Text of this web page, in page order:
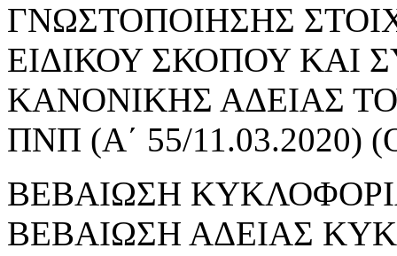
ΓΝΩΣΤΟΠΟΙΗΣΗΣ
ΕΙΔΙΚΟΥ ΣΚΟΠΟΥ ΚΑΙ
ΚΑΝΟΝΙΚΗΣ ΑΔΕΙΑΣ
ΠΝΠ (Α΄ 55/
ΒΕΒΑΙΩΣΗ
ΒΕΒΑΙΩΣΗ ΑΔΕΙΑΣ